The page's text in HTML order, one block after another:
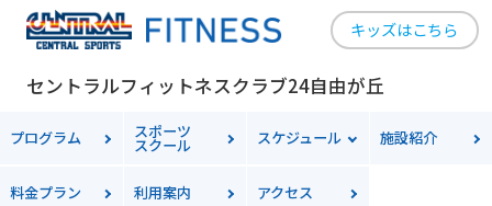
キッズはこちら
セントラルフィットネスクラブ24自由が丘
プログラム スポーツ
スクール スケジュール 施設紹介
料金プラン 利用案内 アクセス